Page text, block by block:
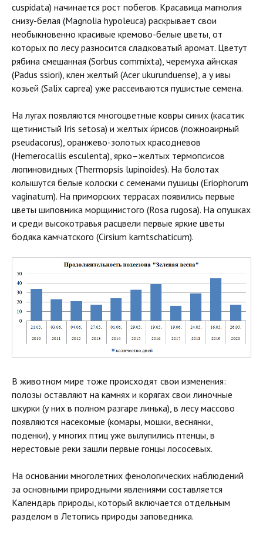
cuspidata) начинается рост побегов. Красавица магнолия
снизу-белая (Magnolia hypoleuca) раскрывает свои
необыкновенно красивые кремово-белые цветы, от
которых по лесу разносится сладковатый аромат. Цветут
рябина смешанная (Sorbus commixta), черемуха айнская
(Padus ssiori), клен желтый (Acer ukurunduense), а у ивы
козьей (Salix caprea) уже рассеиваются пушистые семена.
На лугах появляются многоцветные ковры синих (касатик
щетинистый Iris setosa) и желтых и́рисов (ложноаирный
pseudacorus), оранжево-золотых красодневов
(Hemerocallis esculenta), ярко–желтых термопсисов
люпиновидных (Thermopsis lupinoides). На болотах
колышутся белые колоски с семенами пушицы (Eriophorum
vaginatum). На приморских террасах появились первые
цветы шиповника морщинистого (Rosa rugosa). На опушках
и среди высокотравья расцвели первые яркие цветы
бодяка камчатского (Cirsium kamtschaticum).
В животном мире тоже происходят свои изменения:
полозы оставляют на камнях и корягах свои линочные
шкурки (у них в полном разгаре линька), в лесу массово
появляются насекомые (комары, мошки, веснянки,
поденки), у многих птиц уже вылупились птенцы, в
нерестовые реки зашли первые гонцы лососевых.
На основании многолетних фенологических наблюдений
за основными природными явлениями составляется
Календарь природы, который включается отдельным
разделом в Летопись природы заповедника.